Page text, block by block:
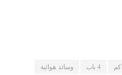
4 باب وسائد هوائية